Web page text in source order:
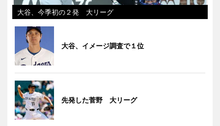
大谷、今季初の２発 大リーグ
大谷、イメージ調査で１位
先発した菅野 大リーグ